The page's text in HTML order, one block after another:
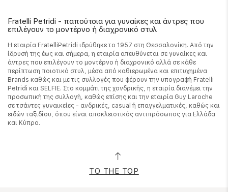
Fratelli Petridi - παπούτσια για γυναίκες και άντρες που
επιλέγουν το μοντέρνο ή διαχρονικό στυλ
Η εταιρία FratelliPetridi ιδρύθηκε το 1957 στη Θεσσαλονίκη. Από την
ίδρυσή της έως και σήμερα, η εταιρία απευθύνεται σε γυναίκες και
άντρες που επιλέγουν το μοντέρνο ή διαχρονικό αλλά σε κάθε
περίπτωση ποιοτικό στυλ, μέσα από καθιερωμένα και επιτυχημένα
Brands καθώς και με τις συλλογές που φέρουν την υπογραφή Fratelli
Petridi και SELFIE. Στο κομμάτι της χονδρικής, η εταιρία διανέμει την
προσωπική της συλλογή, καθώς επίσης και την εταιρία Guy Laroche
σε τσάντες γυναικείες - ανδρικές, casual ή επαγγελματικές, καθώς και
ειδών ταξιδίου, όπου είναι αποκλειστικός αντιπρόσωπος για Ελλάδα
και Κύπρο.
TO THE TOP